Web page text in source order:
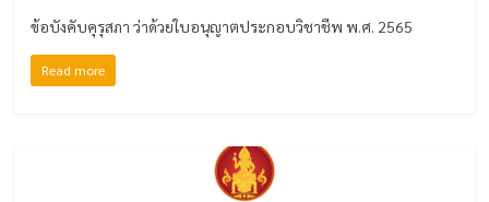
ข้อบังคับคุรุสภา ว่าด้วยใบอนุญาตประกอบวิชาชีพ พ.ศ. 2565
Read more